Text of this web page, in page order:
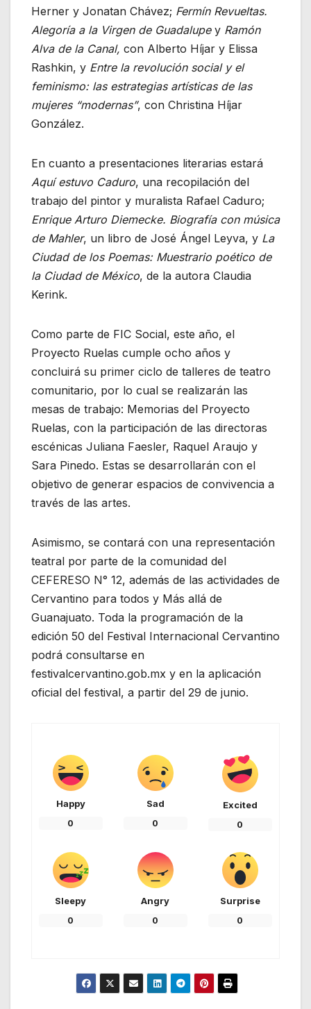
Herner y Jonatan Chávez; Fermín Revueltas.
Alegoría a la Virgen de Guadalupey Ramón
Alva de la Canal, con Alberto Híjar y Elissa
Rashkin, y Entre la revolución social y el
feminismo: las estrategias artísticas de las
mujeres “modernas”, con Christina Híjar
González.
En cuanto a presentaciones literarias estará
Aquí estuvo Caduro, una recopilación del
trabajo del pintor y muralista Rafael Caduro;
Enrique Arturo Diemecke. Biografía con música
de Mahler, un libro de José Ángel Leyva, y La
Ciudad de los Poemas: Muestrario poético de
la Ciudad de México, de la autora Claudia
Kerink.
Como parte de FIC Social, este año, el
Proyecto Ruelas cumple ocho años y
concluirá su primer ciclo de talleres de teatro
comunitario, por lo cual se realizarán las
mesas de trabajo: Memorias del Proyecto
Ruelas, con la participación de las directoras
escénicas Juliana Faesler, Raquel Araujo y
Sara Pinedo. Estas se desarrollarán con el
objetivo de generar espacios de convivencia a
través de las artes.
Asimismo, se contará con una representación
teatral por parte de la comunidad del
CEFERESO N° 12, además de las actividades de
Cervantino para todos y Más allá de
Guanajuato. Toda la programación de la
edición 50 del Festival Internacional Cervantino
podrá consultarse en
festivalcervantino.gob.mx y en la aplicación
oficial del festival, a partir del 29 de junio.
Happy
0
Sad
0
Excited
0
Sleepy
0
Angry
0
Surprise
0